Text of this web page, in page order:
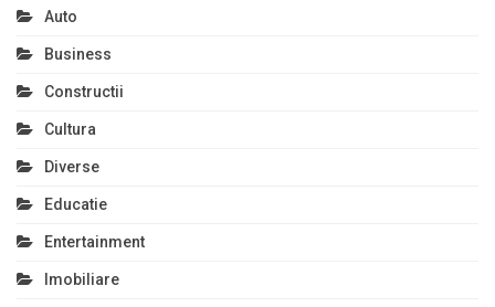
Auto
Business
Constructii
Cultura
Diverse
Educatie
Entertainment
Imobiliare